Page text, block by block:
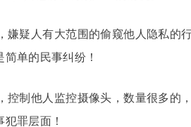
嫌疑人有大范围的偷窥他人隐私的
单的民事纠纷！
控制他人监控摄像头，数量很多的
罪层面！